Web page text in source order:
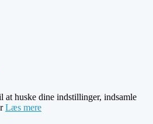
at huske dine indstillinger, indsamle
Læs mere